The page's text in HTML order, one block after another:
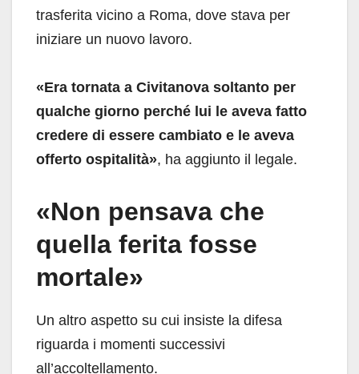
trasferita vicino a Roma, dove stava per
iniziare un nuovo lavoro.
«Era tornata a Civitanova soltanto per
qualche giorno perché lui le aveva fatto
credere di essere cambiato e le aveva
offerto ospitalità», ha aggiunto il legale.
«Non pensava che
quella ferita fosse
mortale»
Un altro aspetto su cui insiste la difesa
riguarda i momenti successivi
all’accoltellamento.